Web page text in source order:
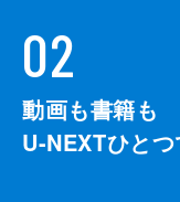
02
動画も書籍も
U-NEXTひとつ